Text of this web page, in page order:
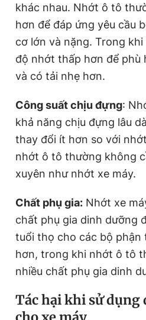
khác nhau. Nhớt ô tô
hơn để đáp ứng yêu cầu
cơ lớn và nặng. Trong
độ nhớt thấp hơn để phù
và có tải nhẹ hơn.
Công suất chịu đựng:
khả năng chịu đựng lâu
thay đổi ít hơn so với
nhớt ô tô thường không
xuyên như nhớt xe máy.
Chất phụ gia: Nhớt xe
chất phụ gia dinh dưỡng
tuổi thọ cho các bộ phận
hơn, trong khi nhớt ô tô
nhiều chất phụ gia dinh
Tác hại khi sử dụng